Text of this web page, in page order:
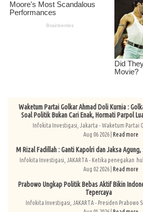
Waketum Partai Golkar Ahmad Doli Kurnia :
Soal Politik Bukan Cari Enak, Hormati Parpol
Infokita Investigasi, Jakarta - Waketum Partai
Aug 06 2026 | Read more
M Rizal Fadillah : Ganti Kapolri dan Jaksa Agung,
Infokita Investigasi, JAKARTA - Ketika penegakan
Aug 02 2026 | Read more
Prabowo Ungkap Politik Bebas Aktif Bikin
Tepercaya
Infokita Investigasi, JAKARTA - Presiden Prabowo